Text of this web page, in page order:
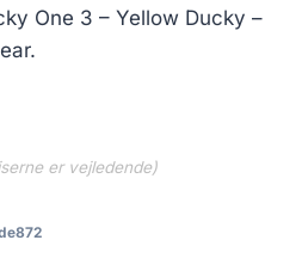
One 3 – Yellow Ducky –
er vejledende)